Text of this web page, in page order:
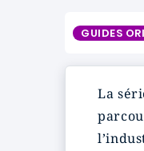
GUIDES
La